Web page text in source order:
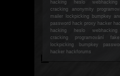
hackingheslo webhacking
cracking anonymity
mailer lockpicking bumpkey
password hack proxy hacker
hacking heslo
cracking programování
lockpicking bumpkey
hackerhackforums